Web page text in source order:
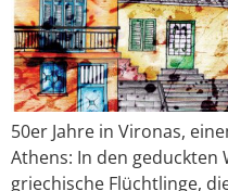
50er Jahre in Vironas,
Athens: In den geduckten
griechische Flüchtlinge,